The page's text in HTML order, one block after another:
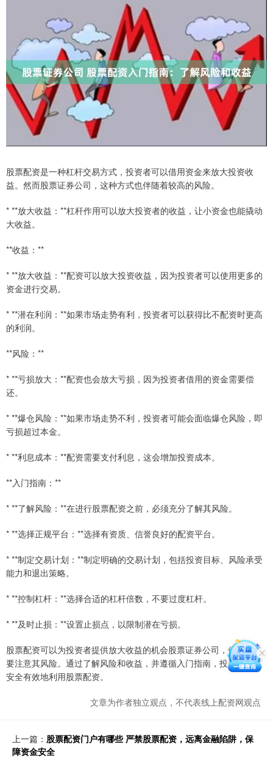
股票配资是一种杠杆交易方式，投资者可以借用资金来放大投资收
益。然而股票证券公司，这种方式也伴随着较高的风险。
* **放大收益：**杠杆作用可以放大投资者的收益，让小资金也能撬动
大收益。
**收益：**
* **放大收益：**配资可以放大投资收益，因为投资者可以使用更多的
资金进行交易。
* **潜在利润：**如果市场走势有利，投资者可以获得比不配资时更高
的利润。
**风险：**
* **亏损放大：**配资也会放大亏损，因为投资者借用的资金需要偿
还。
* **爆仓风险：**如果市场走势不利，投资者可能会面临爆仓风险，即
亏损超过本金。
* **利息成本：**配资需要支付利息，这会增加投资成本。
**入门指南：**
* **了解风险：**在进行股票配资之前，必须充分了解其风险。
* **选择正规平台：**选择有资质、信誉良好的配资平台。
* **制定交易计划：**制定明确的交易计划，包括投资目标、风险承受
能力和退出策略。
* **控制杠杆：**选择合适的杠杆倍数，不要过度杠杆。
* **及时止损：**设置止损点，以限制潜在亏损。
股票配资可以为投资者提供放大收益的机会股票证券公司，但同时也
要注意其风险。通过了解风险和收益，并遵循入门指南，投资者可以
安全有效地利用股票配资。
文章为作者独立观点，不代表线上配资网观点
上一篇： 股票配资门户有哪些 严禁股票配资，远离金融陷阱，保
障资金安全